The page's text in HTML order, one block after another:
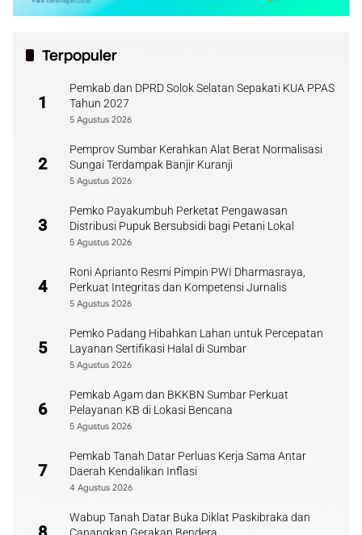
Terpopuler
1
Pemkab dan DPRD Solok Selatan Sepakati KUA PPAS
Tahun 2027
5 Agustus 2026
2
Pemprov Sumbar Kerahkan Alat Berat Normalisasi
Sungai Terdampak Banjir Kuranji
5 Agustus 2026
3
Pemko Payakumbuh Perketat Pengawasan
Distribusi Pupuk Bersubsidi bagi Petani Lokal
5 Agustus 2026
4
Roni Aprianto Resmi Pimpin PWI Dharmasraya,
Perkuat Integritas dan Kompetensi Jurnalis
5 Agustus 2026
5
Pemko Padang Hibahkan Lahan untuk Percepatan
Layanan Sertifikasi Halal di Sumbar
5 Agustus 2026
6
Pemkab Agam dan BKKBN Sumbar Perkuat
Pelayanan KB di Lokasi Bencana
5 Agustus 2026
7
Pemkab Tanah Datar Perluas Kerja Sama Antar
Daerah Kendalikan Inflasi
4 Agustus 2026
Wabup Tanah Datar Buka Diklat Paskibraka dan